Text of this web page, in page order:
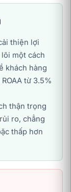
thiện lợi
một cách
khách hàng
từ 3.5%
thận trọng
ro, chẳng
thấp hơn